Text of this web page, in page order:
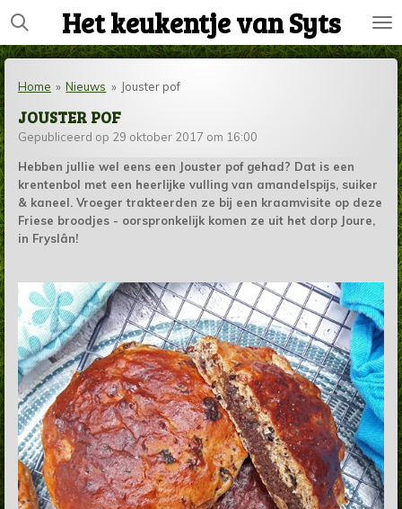
Ga
direct
naar
hoofdinhoud
Het keukentje van Syts
Home » Nieuws » Jouster pof
JOUSTER POF
Gepubliceerd op 29 oktober 2017 om 16:00
Hebben jullie wel eens een Jouster pof gehad? Dat is een
krentenbol met een heerlijke vulling van amandelspijs, suiker
& kaneel. Vroeger trakteerden ze bij een kraamvisite op deze
Friese broodjes - oorspronkelijk komen ze uit het dorp Joure,
in Fryslân!